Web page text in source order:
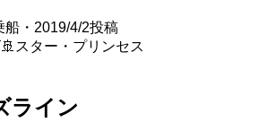
船・2019/4/2投稿
🚢スター・プリンセス
ライン